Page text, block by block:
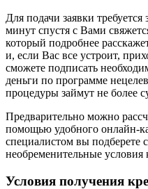
Для подачи заявки
минут спустя с Вами
который подробнее
и, если Вас все устроит,
сможете подписать
деньги по программе
процедуры займут не более
Предварительно можно
помощью удобного онлайн-
специалистом вы подберете
необременительные условия
Условия получения